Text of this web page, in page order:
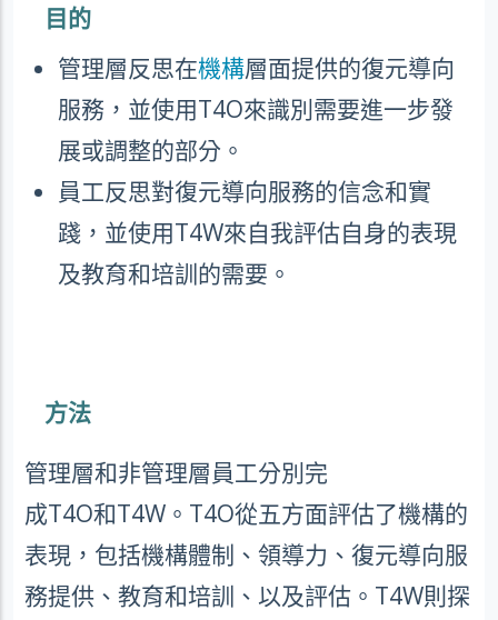
目的
管理層反思在機構層面提供的復元導向
服務，並使用T4O來識別需要進一步發
展或調整的部分。
員工反思對復元導向服務的信念和實
踐，並使用T4W來自我評估自身的表現
及教育和培訓的需要。
方法
管理層和非管理層員工分別完
成T4O和T4W 。 T4O從五方面評估了機構的
表現，包括機構體制、領導力、復元導向服
務提供、教育和培訓、以及評估。 T4W則探